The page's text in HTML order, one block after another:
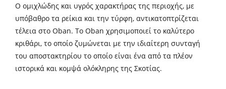
O ομιχλώδης και υγρός χαρακτήρας της περιοχής, με
υπόβαθρο τα ρείκια και την τύρφη, αντικατοπτρίζεται
τέλεια στο Oban. Το Oban χρησιμοποιεί το καλύτερο
κριθάρι, το οποίο ζυμώνεται με την ιδιαίτερη συνταγή
του αποστακτηρίου το οποίο είναι ένα από τα πλέον
ιστορικά και κομψά ολόκληρης της Σκοτίας.